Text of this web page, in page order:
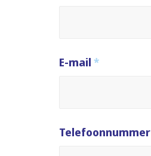
E-mail *
Telefoonnummer